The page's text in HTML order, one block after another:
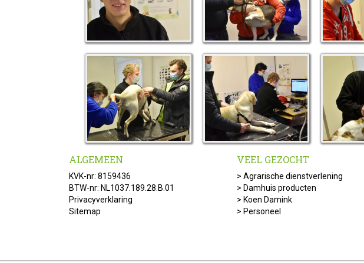
ALGEMEEN
KVK-nr: 8159436
BTW-nr: NL1037.189.28.B.01
Privacyverklaring
Sitemap
VEEL GEZOCHT
> Agrarische dienstverlening
> Damhuis producten
> Koen Damink
> Personeel